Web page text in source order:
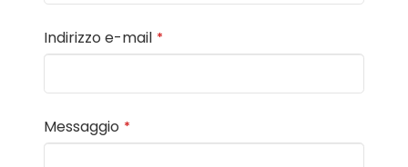
Indirizzo e-mail *
Messaggio *